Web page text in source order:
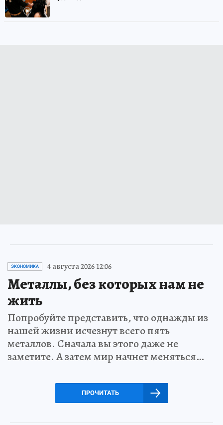
ЭКОНОМИКА 4 августа 2026 12:06
Металлы, без которых нам не
жить
Попробуйте представить, что однажды из
нашей жизни исчезнут всего пять
металлов. Сначала вы этого даже не
заметите. А затем мир начнет меняться…
ПРОЧИТАТЬ